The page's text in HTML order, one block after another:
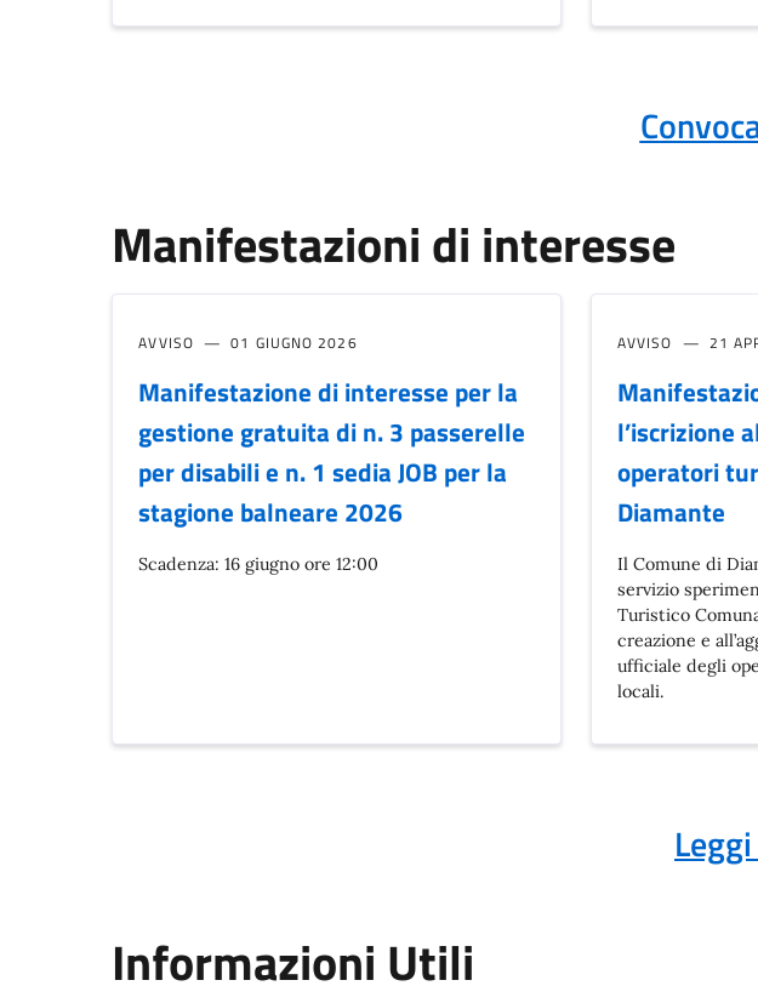
Manifestazioni di interesse
AVVISO 01 GIUGNO 2026
Manifestazione di interesse per la
gestione gratuita di n. 3 passerelle
per disabili e n. 1 sedia JOB per la
stagione balneare 2026
Scadenza: 16 giugno ore 12:00
AVVISO 21
l’iscrizione
operatori
Diamante
Il Comune di
servizio
Turistico
creazione e
ufficiale degli
locali.
Informazioni Utili